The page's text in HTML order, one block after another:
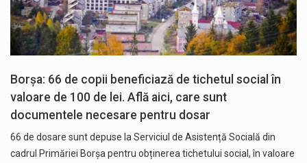
Borșa: 66 de copii beneficiază de tichetul social în
valoare de 100 de lei. Află aici, care sunt
documentele necesare pentru dosar
66 de dosare sunt depuse la Serviciul de Asistență Socială din
cadrul Primăriei Borșa pentru obținerea tichetului social, în valoare